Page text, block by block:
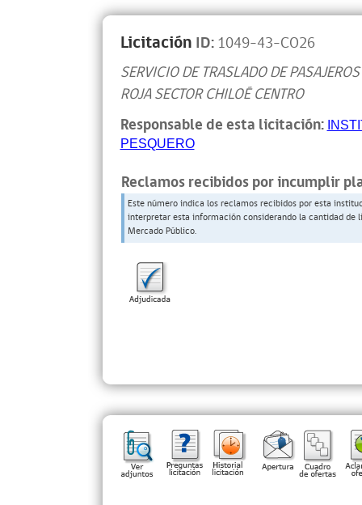
Licitación ID:1049-43-CO26
SERVICIO DE TRASLADO DE
ROJA SECTOR CHILOÉ CENTRO
Responsable de esta licitación:
PESQUERO
Reclamos recibidos por incumplir
Este número indica los reclamos recibidos por esta
interpretar esta información considerando la cantidad
Mercado Público.